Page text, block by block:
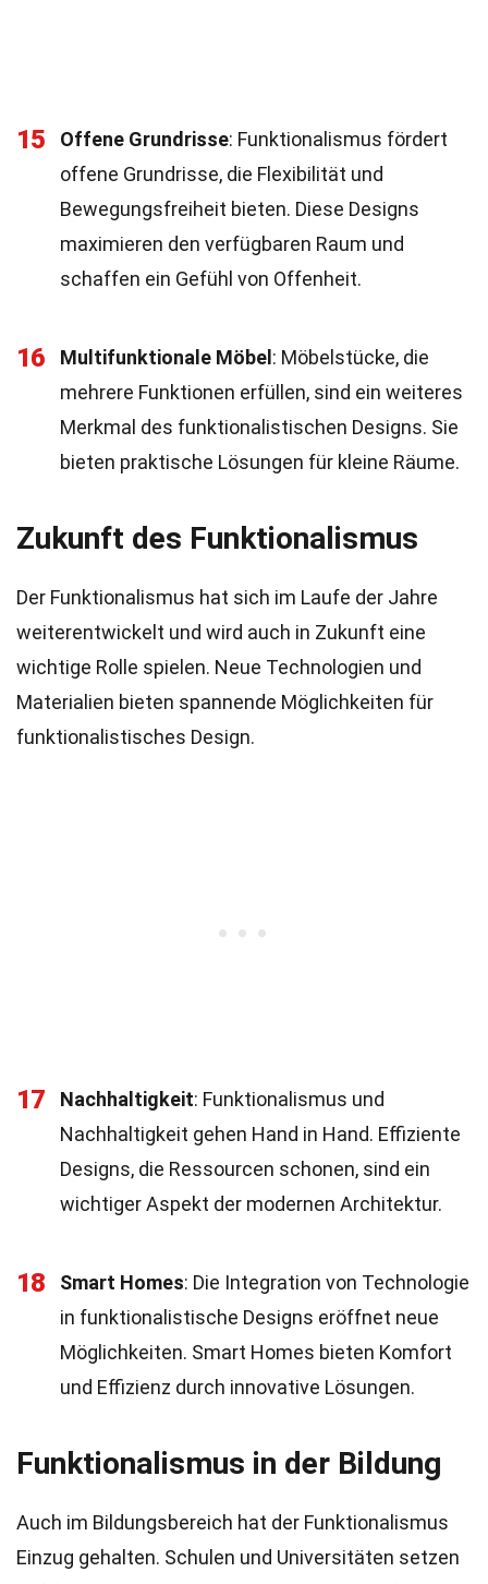
15 Offene Grundrisse: Funktionalismus fördert
offene Grundrisse, die Flexibilität und
Bewegungsfreiheit bieten. Diese Designs
maximieren den verfügbaren Raum und
schaffen ein Gefühl von Offenheit.
16 Multifunktionale Möbel : Möbelstücke, die
mehrere Funktionen erfüllen, sind ein weiteres
Merkmal des funktionalistischen Designs. Sie
bieten praktische Lösungen für kleine Räume.
Zukunft des Funktionalismus
Der Funktionalismus hat sich im Laufe der Jahre
weiterentwickelt und wird auch in Zukunft eine
wichtige Rolle spielen. Neue Technologien und
Materialien bieten spannende Möglichkeiten für
funktionalistisches Design.
17 Nachhaltigkeit: Funktionalismus und
Nachhaltigkeit gehen Hand in Hand. Effiziente
Designs, die Ressourcen schonen, sind ein
wichtiger Aspekt der modernen Architektur.
18 Smart Homes: Die Integration von Technologie
in funktionalistische Designs eröffnet neue
Möglichkeiten. Smart Homes bieten Komfort
und Effizienz durch innovative Lösungen.
Funktionalismus in der Bildung
Auch im Bildungsbereich hat der Funktionalismus
Einzug gehalten. Schulen und Universitäten setzen